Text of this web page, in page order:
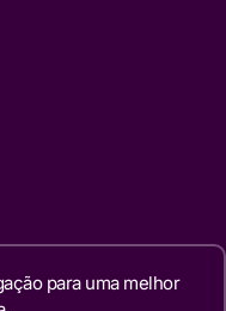
para uma melhor